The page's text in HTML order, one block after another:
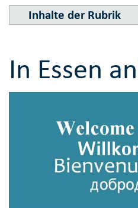
Inhalte der Rubrik
In Essen